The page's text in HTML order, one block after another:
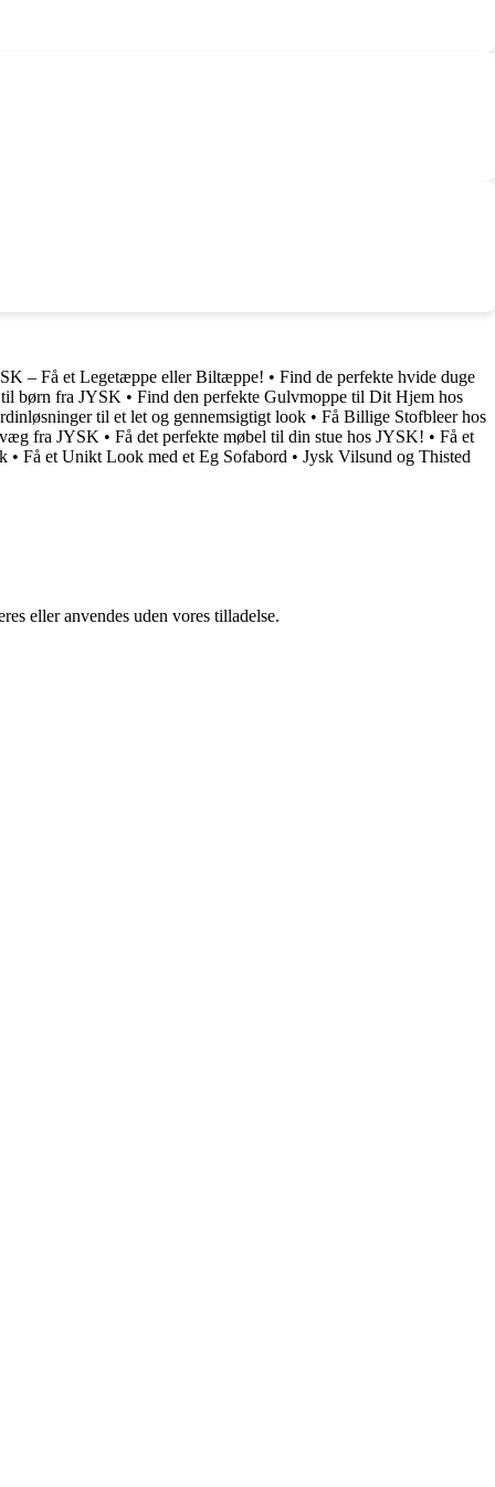
– Få et Legetæppe eller Biltæppe! • Find de perfekte hvide duge
børn fra JYSK • Find den perfekte Gulvmoppe til Dit Hjem hos
til et let og gennemsigtigt look • Få Billige Stofbleer hos
fra JYSK • Få det perfekte møbel til din stue hos JYSK! • Få et
• Få et Unikt Look med et Eg Sofabord • Jysk Vilsund og Thisted
eller anvendes uden vores tilladelse.